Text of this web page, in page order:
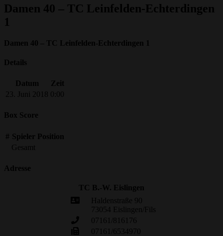
Damen 40 – TC Leinfelden-Echterdingen
1
Damen 40 – TC Leinfelden-Echterdingen 1
Details
Datum
Zeit
23. Juni 2018 0:00
Box Score
# Spieler Position
Gesamt
Adresse
TC B.-W. Eislingen
Haldenstraße 90
73054 Eislingen/Fils
07161/816176
07161/6534970